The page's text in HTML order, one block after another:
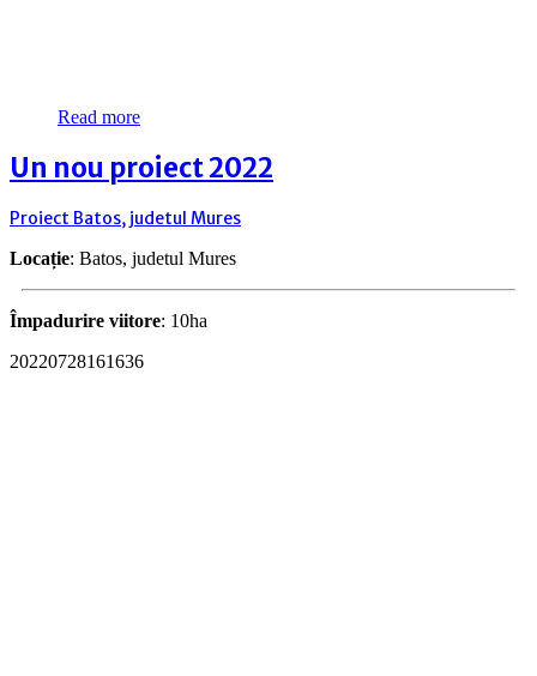
Read more
Un nou proiect 2022
Proiect Batos, judetul Mures
Locație: Batos, judetul Mures
Împadurire viitore: 10ha
20220728161636